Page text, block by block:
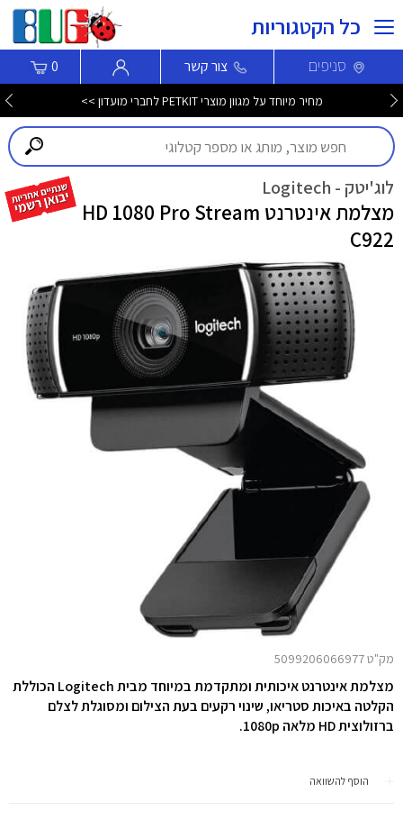
כל הקטגוריות
סניפים צור קשר 0
מחיר מיוחד על מגוון מוצרי PETKIT לחברי מועדון >>
לוג'יטק - Logitech
מצלמת אינטרנט HD 1080 Pro Stream
C922
מק"ט 5099206066977
מצלמת אינטרנט איכותית ומתקדמת במיוחד מבית Logitech הכוללת
הקלטה באיכות סטריאו, שינוי רקעים בעת הצילום ומסוגלת לצלם
ברזולוצית HD מלאה 1080p.
הוסף להשוואה